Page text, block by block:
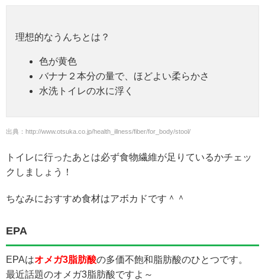
理想的なうんちとは？
色が黄色
バナナ２本分の量で、ほどよい柔らかさ
水洗トイレの水に浮く
出典：http://www.otsuka.co.jp/health_illness/fiber/for_body/stool/
トイレに行ったあとは必ず食物繊維が足りているかチェッ
クしましょう！
ちなみにおすすめ食材はアボカドです＾＾
EPA
EPAはオメガ3脂肪酸の多価不飽和脂肪酸のひとつです。
最近話題のオメガ3脂肪酸ですよ～